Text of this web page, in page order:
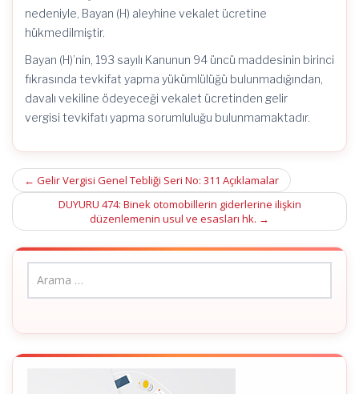
nedeniyle, Bayan (H) aleyhine vekalet ücretine
hükmedilmiştir.
Bayan (H)’nin, 193 sayılı Kanunun 94 üncü maddesinin birinci
fıkrasında tevkifat yapma yükümlülüğü bulunmadığından,
davalı vekiline ödeyeceği vekalet ücretinden gelir
vergisi tevkifatı yapma sorumluluğu bulunmamaktadır.
Post
navigation
← Gelir Vergisi Genel Tebliği Seri No: 311 Açıklamalar
DUYURU 474: Binek otomobillerin giderlerine ilişkin
düzenlemenin usul ve esasları hk. →